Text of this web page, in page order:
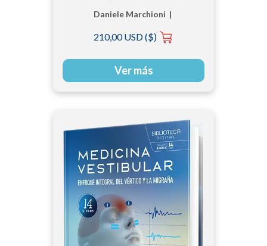
Daniele Marchioni |
210,00 USD ($)
Ver más